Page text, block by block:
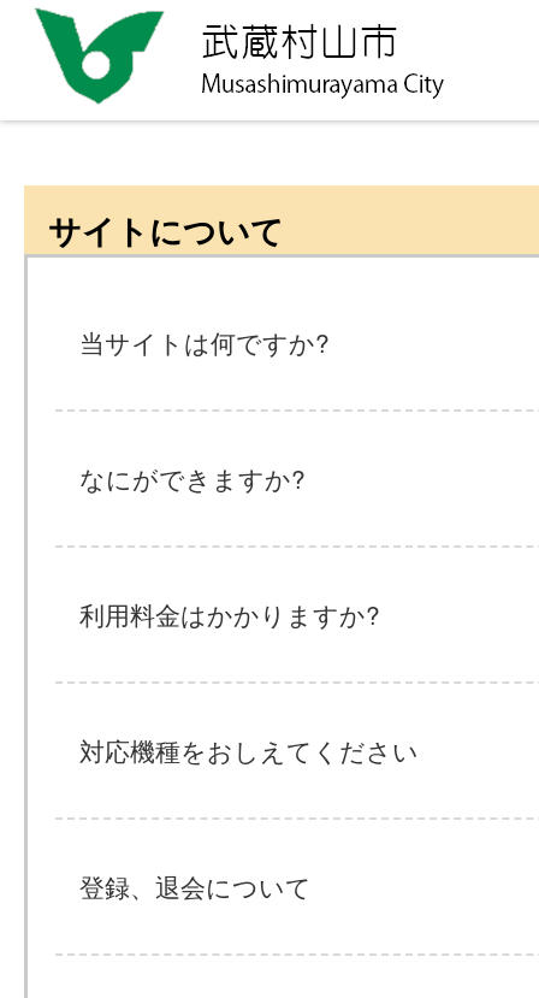
サイトについて
当サイトは何ですか?
なにができますか?
利用料金はかかりますか?
対応機種をおしえてください
登録、退会について